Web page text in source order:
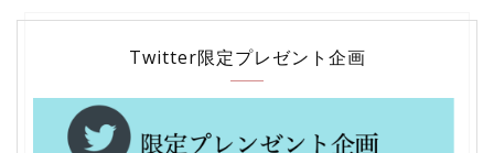
Twitter限定プレゼント企画